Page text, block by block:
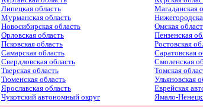
Липецкая область
Магаданская
Мурманская область
Новосибирская область
Омская
Орловская область
Пензенская
Псковская область
Ростовская
Самарская область
Саратовская
Свердловская область
Смоленская
Тверская область
Томская
Тюменская область
Ульяновская
Ярославская область
Еврейская
Чукотский автономный округ
Ямало-